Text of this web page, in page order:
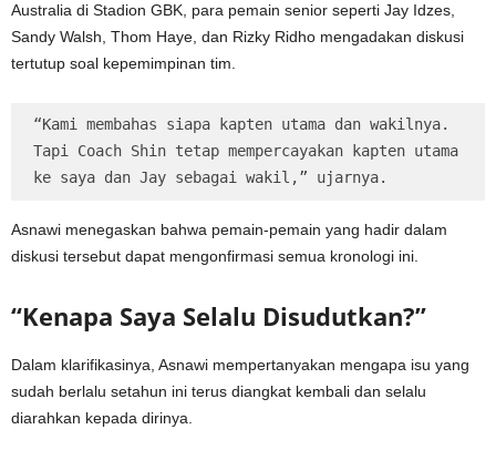
Australia di Stadion GBK, para pemain senior seperti Jay Idzes,
Sandy Walsh, Thom Haye, dan Rizky Ridho mengadakan diskusi
tertutup soal kepemimpinan tim.
“Kami membahas siapa kapten utama dan wakilnya.
Tapi Coach Shin tetap mempercayakan kapten utama
ke saya dan Jay sebagai wakil,” ujarnya.
Asnawi menegaskan bahwa pemain-pemain yang hadir dalam
diskusi tersebut dapat mengonfirmasi semua kronologi ini.
“Kenapa Saya Selalu Disudutkan?”
Dalam klarifikasinya, Asnawi mempertanyakan mengapa isu yang
sudah berlalu setahun ini terus diangkat kembali dan selalu
diarahkan kepada dirinya.